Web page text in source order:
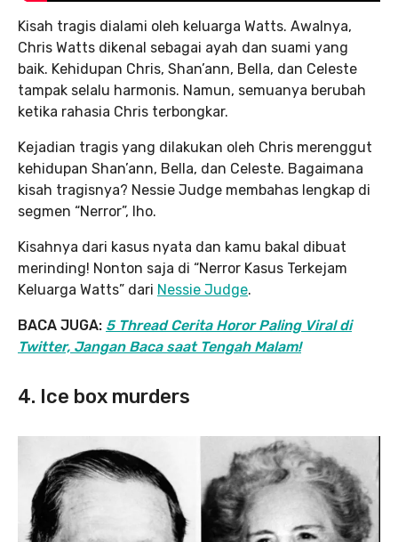
Kisah tragis dialami oleh keluarga Watts. Awalnya,
Chris Watts dikenal sebagai ayah dan suami yang
baik. Kehidupan Chris, Shan’ann, Bella, dan Celeste
tampak selalu harmonis. Namun, semuanya berubah
ketika rahasia Chris terbongkar.
Kejadian tragis yang dilakukan oleh Chris merenggut
kehidupan Shan’ann, Bella, dan Celeste. Bagaimana
kisah tragisnya? Nessie Judge membahas lengkap di
segmen “Nerror”, lho.
Kisahnya dari kasus nyata dan kamu bakal dibuat
merinding! Nonton saja di “Nerror Kasus Terkejam
Keluarga Watts” dari Nessie Judge.
BACA JUGA: 5 Thread Cerita Horor Paling Viral di
Twitter, Jangan Baca saat Tengah Malam!
4. Ice box murders